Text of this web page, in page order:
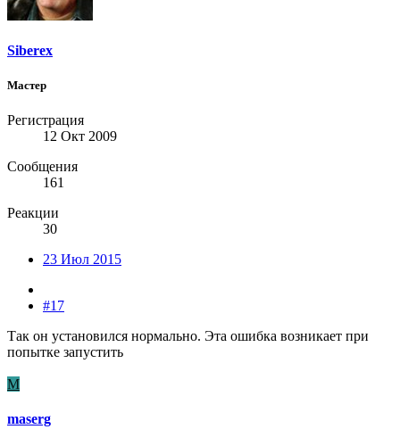
Siberex
Мастер
Регистрация
12 Окт 2009
Сообщения
161
Реакции
30
23 Июл 2015
#17
Так он установился нормально. Эта ошибка возникает при
попытке запустить
M
maserg